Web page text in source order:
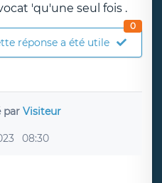
'qu'une seul fois .
réponse a été utile
0
parVisiteur
08:30